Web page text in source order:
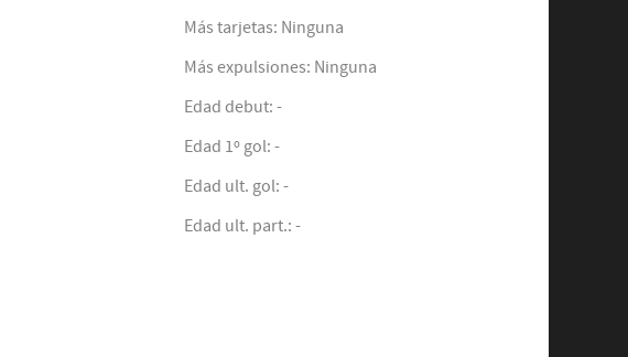
Más tarjetas: Ninguna
Más expulsiones: Ninguna
Edad debut: -
Edad 1º gol: -
Edad ult. gol: -
Edad ult. part.: -